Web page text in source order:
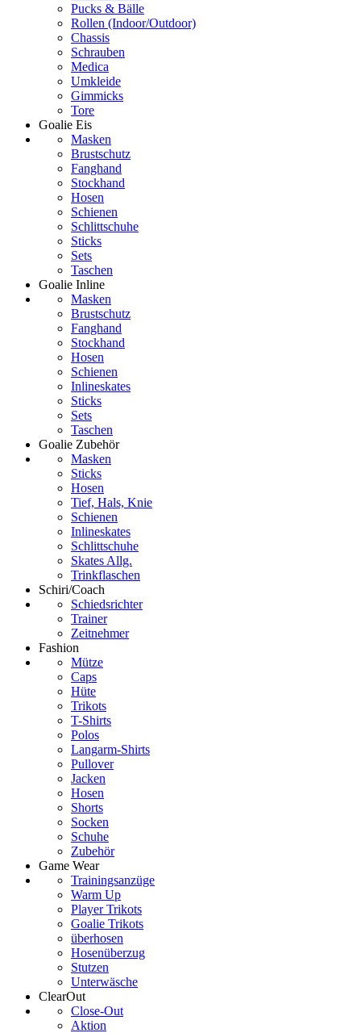
Pucks & Bälle
Rollen (Indoor/Outdoor)
Chassis
Schrauben
Medica
Umkleide
Gimmicks
Tore
Goalie Eis
Masken
Brustschutz
Fanghand
Stockhand
Hosen
Schienen
Schlittschuhe
Sticks
Sets
Taschen
Goalie Inline
Masken
Brustschutz
Fanghand
Stockhand
Hosen
Schienen
Inlineskates
Sticks
Sets
Taschen
Goalie Zubehör
Masken
Sticks
Hosen
Tief, Hals, Knie
Schienen
Inlineskates
Schlittschuhe
Skates Allg.
Trinkflaschen
Schiri/Coach
Schiedsrichter
Trainer
Zeitnehmer
Fashion
Mütze
Caps
Hüte
Trikots
T-Shirts
Polos
Langarm-Shirts
Pullover
Jacken
Hosen
Shorts
Socken
Schuhe
Zubehör
Game Wear
Trainingsanzüge
Warm Up
Player Trikots
Goalie Trikots
überhosen
Hosenüberzug
Stutzen
Unterwäsche
ClearOut
Close-Out
Aktion